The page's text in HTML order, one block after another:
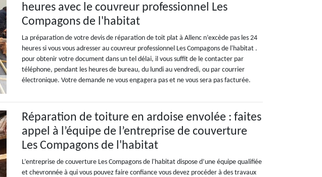
heures avec le couvreur professionnel Les
Compagons de l'habitat
La préparation de votre devis de réparation de toit plat à Allenc n’excède pas les 24
heures si vous vous adresser au couvreur professionnel Les Compagons de l'habitat .
pour obtenir votre document dans un tel délai, il vous suffit de le contacter par
téléphone, pendant les heures de bureau, du lundi au vendredi, ou par courrier
électronique. Votre demande ne vous engagera pas et ne vous sera pas facturée.
Réparation de toiture en ardoise envolée : faites
appel à l’équipe de l’entreprise de couverture
Les Compagons de l'habitat
L’entreprise de couverture Les Compagons de l'habitat dispose d’une équipe qualifiée
et chevronnée à qui vous pouvez faire confiance vous devez procéder à des travaux